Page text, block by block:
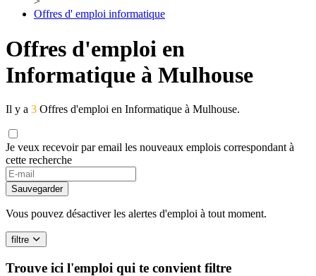
Offres d' emploi informatique
Offres d'emploi en
Informatique à Mulhouse
Il y a 3 Offres d'emploi en Informatique à Mulhouse.
Je veux recevoir par email les nouveaux emplois correspondant à
cette recherche
If
you
are
a
human,
ignore
this
field
Sauvegarder
Vous pouvez désactiver les alertes d'emploi à tout moment.
filtre
Trouve ici l'emploi qui te convient filtre